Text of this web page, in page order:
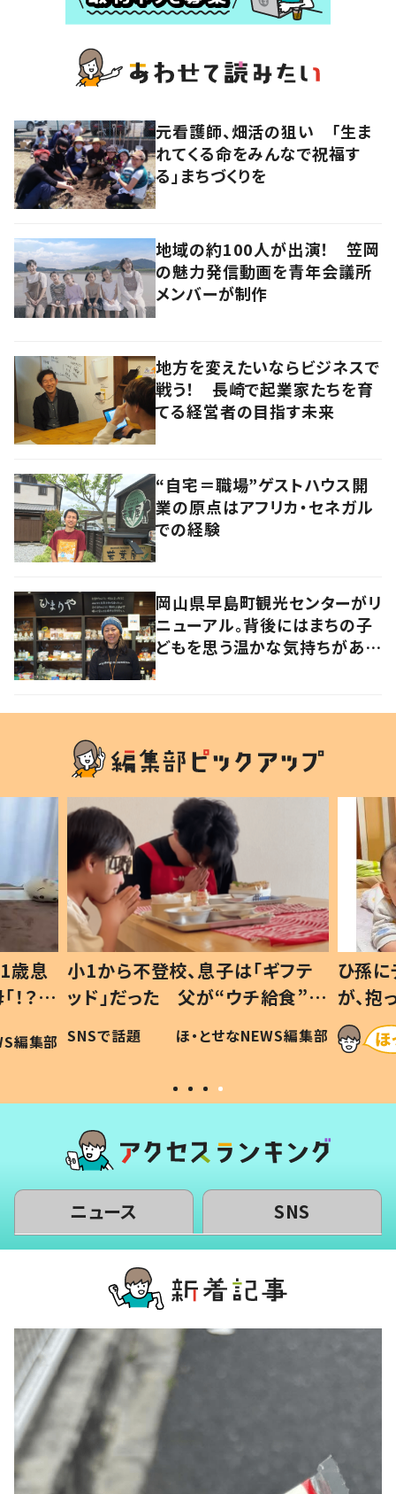
元看護師、畑活の狙い 「生ま
れてくる命をみんなで祝福す
る」まちづくりを
地域の約100人が出演！ 笠岡
の魅力発信動画を青年会議所
メンバーが制作
地方を変えたいならビジネスで
戦う！ 長崎で起業家たちを育
てる経営者の目指す未来
“自宅＝職場”ゲストハウス開
業の原点はアフリカ・セネガル
での経験
岡山県早島町観光センターがリ
ニューアル。背後にはまちの子
どもを思う温かな気持ちがあっ
歳息
？」
編集部
小1から不登校、息子は「ギフテ
ッド」だった 父が“ウチ給食”を
作り続ける理由とは #令和の親
#令和の子
SNSで話題 ほ・とせなNEWS編集部
ひ孫
が、
「涙が
い」
ニュース SNS